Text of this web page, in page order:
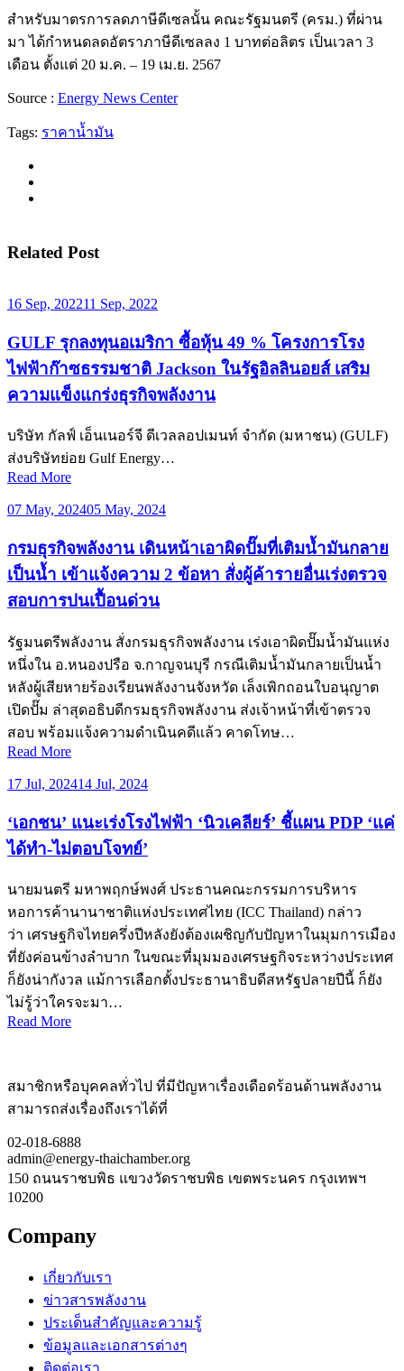
สำหรับมาตรการลดภาษีดีเซลนั้น คณะรัฐมนตรี (ครม.) ที่ผ่าน
มา ได้กำหนดลดอัตราภาษีดีเซลลง 1 บาทต่อลิตร เป็นเวลา 3
เดือน ตั้งแต่ 20 ม.ค. – 19 เม.ย. 2567
Source : Energy News Center
Tags: ราคาน้ำมัน
Related Post
16 Sep, 202211 Sep, 2022
GULF รุกลงทุนอเมริกา ซื้อหุ้น 49 % โครงการโรง
ไฟฟ้าก๊าซธรรมชาติ Jackson ในรัฐอิลลินอยส์ เสริม
ความแข็งแกร่งธุรกิจพลังงาน
บริษัท กัลฟ์ เอ็นเนอร์จี ดีเวลลอปเมนท์ จำกัด (มหาชน) (GULF)
ส่งบริษัทย่อย Gulf Energy…
Read More
07 May, 202405 May, 2024
กรมธุรกิจพลังงาน เดินหน้าเอาผิดปั๊มที่เติมน้ำมันกลาย
เป็นน้ำ เข้าแจ้งความ 2 ข้อหา สั่งผู้ค้ารายอื่นเร่งตรวจ
สอบการปนเปื้อนด่วน
รัฐมนตรีพลังงาน สั่งกรมธุรกิจพลังงาน เร่งเอาผิดปั๊มน้ำมันแห่ง
หนึ่งใน อ.หนองปรือ จ.กาญจนบุรี กรณีเติมน้ำมันกลายเป็นน้ำ
หลังผู้เสียหายร้องเรียนพลังงานจังหวัด เล็งเพิกถอนใบอนุญาต
เปิดปั๊ม ล่าสุดอธิบดีกรมธุรกิจพลังงาน ส่งเจ้าหน้าที่เข้าตรวจ
สอบ พร้อมแจ้งความดำเนินคดีแล้ว คาดโทษ…
Read More
17 Jul, 202414 Jul, 2024
‘เอกชน’ แนะเร่งโรงไฟฟ้า ‘นิวเคลียร์’ ชี้แผน PDP ‘แค่
ได้ทำ-ไม่ตอบโจทย์’
นายมนตรี มหาพฤกษ์พงศ์ ประธานคณะกรรมการบริหาร
หอการค้านานาชาติแห่งประเทศไทย (ICC Thailand) กล่าว
ว่า เศรษฐกิจไทยครึ่งปีหลังยังต้องเผชิญกับปัญหาในมุมการเมือง
ที่ยังค่อนข้างลำบาก ในขณะที่มุมมองเศรษฐกิจระหว่างประเทศ
ก็ยังน่ากังวล แม้การเลือกตั้งประธานาธิบดีสหรัฐปลายปีนี้ ก็ยัง
ไม่รู้ว่าใครจะมา…
Read More
สมาชิกหรือบุคคลทั่วไป ที่มีปัญหาเรื่องเดือดร้อนด้านพลังงาน
สามารถส่งเรื่องถึงเราได้ที่
02-018-6888
admin@energy-thaichamber.org
150 ถนนราชบพิธ แขวงวัดราชบพิธ เขตพระนคร กรุงเทพฯ
10200
Company
เกี่ยวกับเรา
ข่าวสารพลังงาน
ประเด็นสำคัญและความรู้
ข้อมูลและเอกสารต่างๆ